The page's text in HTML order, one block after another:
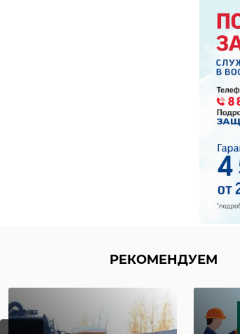
РЕКОМЕНДУЕМ
14